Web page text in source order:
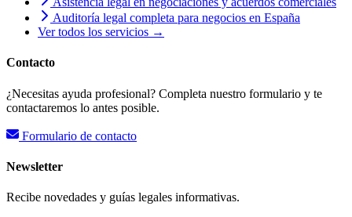
Auditoría legal completa para negocios en España
Ver todos los servicios →
Contacto
¿Necesitas ayuda profesional? Completa nuestro formulario y te
contactaremos lo antes posible.
Formulario de contacto
Newsletter
Recibe novedades y guías legales informativas.